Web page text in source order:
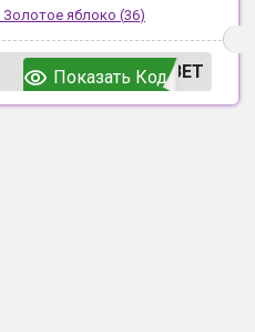
Золотое яблоко (36)
ВЕТ
Показать Код